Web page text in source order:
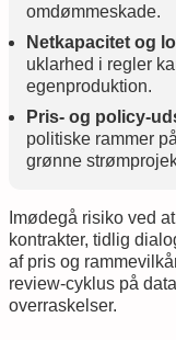
omdømmeskade.
Netkapacitet og
uklarhed i regler
egenproduktion.
Pris- og policy-
politiske rammer
grønne
Imødegå risiko ved
kontrakter, tidlig
af pris og
review-cyklus på
overraskelser.